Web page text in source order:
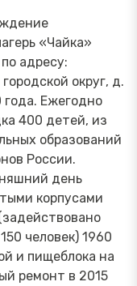
«Чайка»
адресу:
округ, д.
года. Ежегодно
400 детей, из
образований
России.
день
корпусами
человек) 1960
и пищеблока на
ремонт в 2015